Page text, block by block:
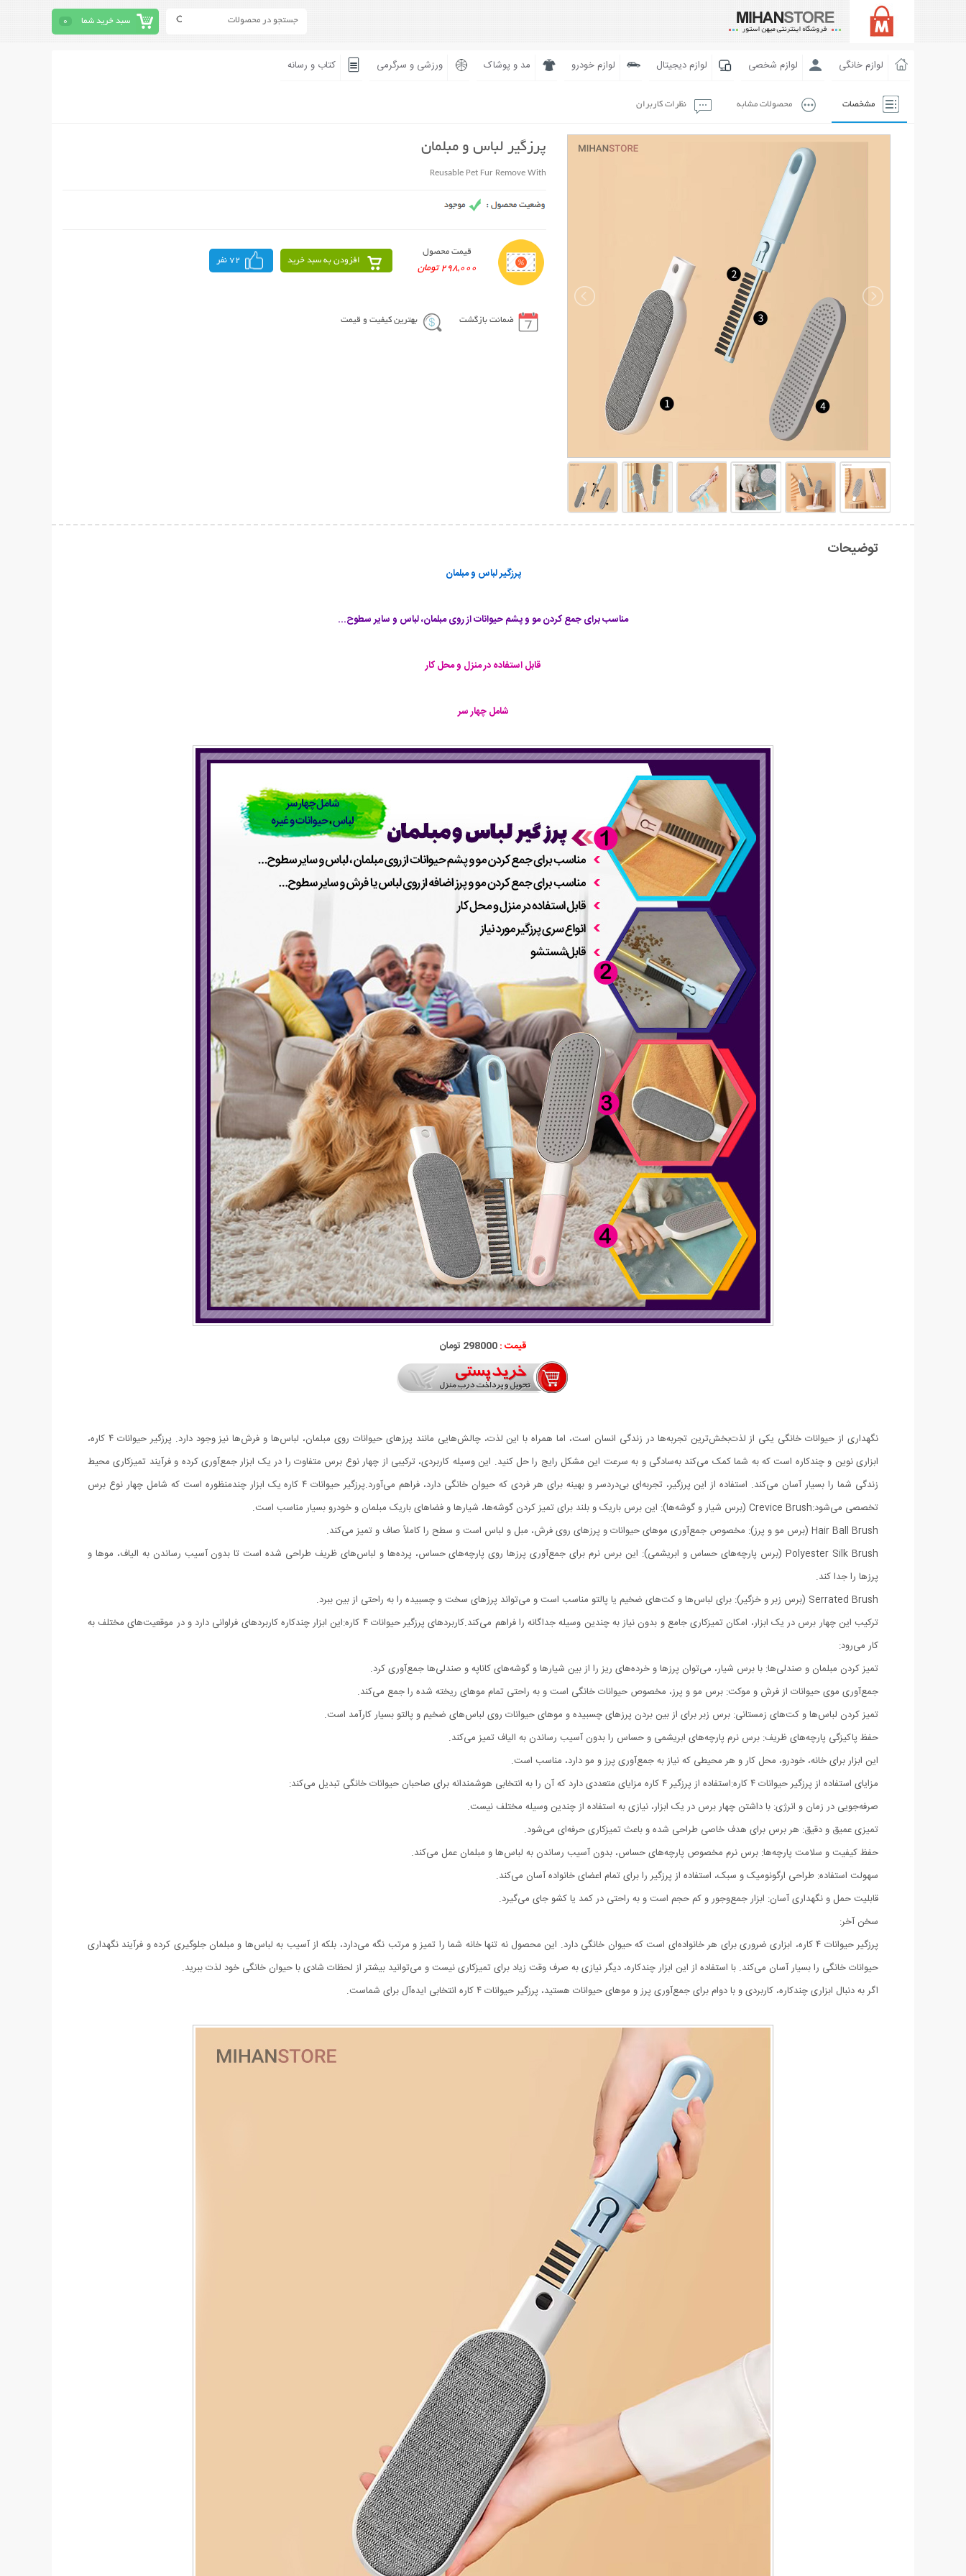
سبد خرید شما 0
لوازم خانگی لوازم شخصی لوازم دیجیتال لوازم خودرو مد و پوشاک ورزشی و سرگرمی کتاب و رسانه
مشخصات محصولات مشابه نظرات کاربران
پرزگیر لباس و مبلمان
Reusable Pet Fur Remove With
قیمت محصول
298,000 تومان
افزودن به سبد خرید 72 نفر
ضمانت بازگشت بهترین کیفیت و قیمت
توضیحات
پرزگیر لباس و مبلمان
مناسب برای جمع کردن مو و پشم حیوانات از روی مبلمان، لباس و سایر سطوح...
قابل استفاده در منزل و محل کار
شامل چهار سر
قیمت :298000 تومان
نگهداری از حیوانات خانگی یکی از لذت‌بخش‌ترین تجربه‌ها در زندگی انسان است، اما همراه با این لذت، چالش‌هایی مانند پرزهای حیوانات روی مبلمان، لباس‌ها و فرش‌ها نیز وجود دارد. پرزگیر حیوانات ۴ کاره،
ابزاری نوین و چندکاره است که به شما کمک می‌کند به‌سادگی و به سرعت این مشکل رایج را حل کنید. این وسیله کاربردی، ترکیبی از چهار نوع برس متفاوت را در یک ابزار جمع‌آوری کرده و فرآیند تمیزکاری محیط
زندگی شما را بسیار آسان می‌کند. استفاده از این پرزگیر، تجربه‌ای بی‌دردسر و بهینه برای هر فردی که حیوان خانگی دارد، فراهم می‌آورد.پرزگیر حیوانات ۴ کاره یک ابزار چندمنظوره است که شامل چهار نوع برس
تخصصی می‌شود:Crevice Brush (برس شیار و گوشه‌ها): این برس باریک و بلند برای تمیز کردن گوشه‌ها، شیارها و فضاهای باریک مبلمان و خودرو بسیار مناسب است.
Hair Ball Brush (برس مو و پرز): مخصوص جمع‌آوری موهای حیوانات و پرزهای روی فرش، مبل و لباس است و سطح را کاملاً صاف و تمیز می‌کند.
Polyester Silk Brush (برس پارچه‌های حساس و ابریشمی): این برس نرم برای جمع‌آوری پرزها روی پارچه‌های حساس، پرده‌ها و لباس‌های ظریف طراحی شده است تا بدون آسیب رساندن به الیاف، موها و
پرزها را جدا کند.
Serrated Brush (برس زبر و خزگیر): برای لباس‌ها و کت‌های ضخیم یا پالتو مناسب است و می‌تواند پرزهای سخت و چسبیده را به راحتی از بین ببرد.
ترکیب این چهار برس در یک ابزار، امکان تمیزکاری جامع و بدون نیاز به چندین وسیله جداگانه را فراهم می‌کند.کاربردهای پرزگیر حیوانات ۴ کاره:این ابزار چندکاره کاربردهای فراوانی دارد و در موقعیت‌های مختلف به
کار می‌رود:
تمیز کردن مبلمان و صندلی‌ها: با برس شیار، می‌توان پرزها و خرده‌های ریز را از بین شیارها و گوشه‌های کاناپه و صندلی‌ها جمع‌آوری کرد.
جمع‌آوری موی حیوانات از فرش و موکت: برس مو و پرز، مخصوص حیوانات خانگی است و به راحتی تمام موهای ریخته شده را جمع می‌کند.
تمیز کردن لباس‌ها و کت‌های زمستانی: برس زبر برای از بین بردن پرزهای چسبیده و موهای حیوانات روی لباس‌های ضخیم و پالتو بسیار کارآمد است.
حفظ پاکیزگی پارچه‌های ظریف: برس نرم پارچه‌های ابریشمی و حساس را بدون آسیب رساندن به الیاف تمیز می‌کند.
این ابزار برای خانه، خودرو، محل کار و هر محیطی که نیاز به جمع‌آوری پرز و مو دارد، مناسب است.
مزایای استفاده از پرزگیر حیوانات ۴ کاره:استفاده از پرزگیر ۴ کاره مزایای متعددی دارد که آن را به انتخابی هوشمندانه برای صاحبان حیوانات خانگی تبدیل می‌کند:
صرفه‌جویی در زمان و انرژی: با داشتن چهار برس در یک ابزار، نیازی به استفاده از چندین وسیله مختلف نیست.
تمیزی عمیق و دقیق: هر برس برای هدف خاصی طراحی شده و باعث تمیزکاری حرفه‌ای می‌شود.
حفظ کیفیت و سلامت پارچه‌ها: برس نرم مخصوص پارچه‌های حساس، بدون آسیب رساندن به لباس‌ها و مبلمان عمل می‌کند.
سهولت استفاده: طراحی ارگونومیک و سبک، استفاده از پرزگیر را برای تمام اعضای خانواده آسان می‌کند.
قابلیت حمل و نگهداری آسان: ابزار جمع‌وجور و کم حجم است و به راحتی در کمد یا کشو جای می‌گیرد.
سخن آخر:
پرزگیر حیوانات ۴ کاره، ابزاری ضروری برای هر خانواده‌ای است که حیوان خانگی دارد. این محصول نه تنها خانه شما را تمیز و مرتب نگه می‌دارد، بلکه از آسیب به لباس‌ها و مبلمان جلوگیری کرده و فرآیند نگهداری
حیوانات خانگی را بسیار آسان می‌کند. با استفاده از این ابزار چندکاره، دیگر نیازی به صرف وقت زیاد برای تمیزکاری نیست و می‌توانید بیشتر از لحظات شادی با حیوان خانگی خود لذت ببرید.
اگر به دنبال ابزاری چندکاره، کاربردی و با دوام برای جمع‌آوری پرز و موهای حیوانات هستید، پرزگیر حیوانات ۴ کاره انتخابی ایده‌آل برای شماست.